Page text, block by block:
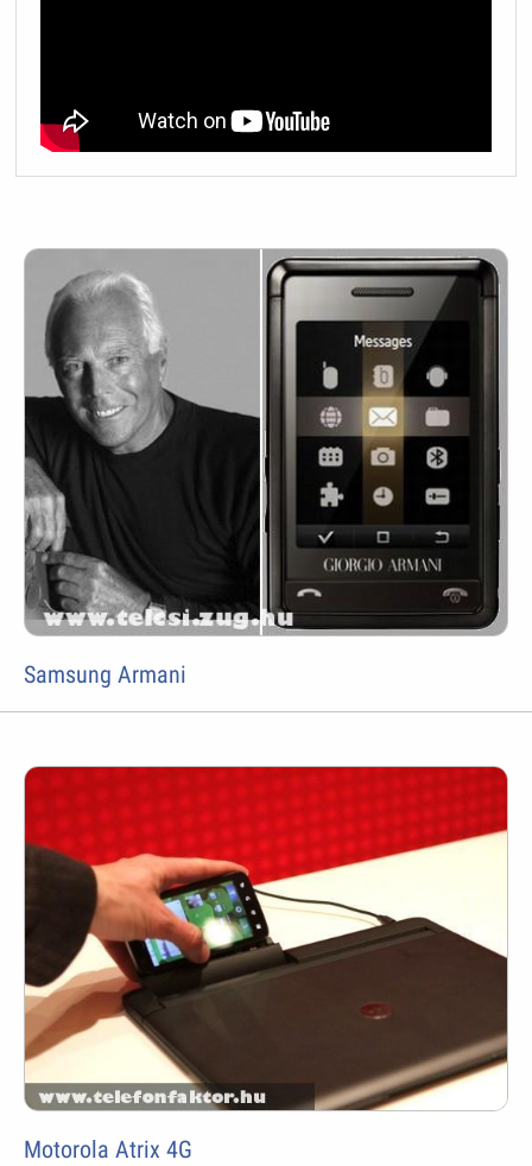
Samsung Armani
Motorola Atrix 4G